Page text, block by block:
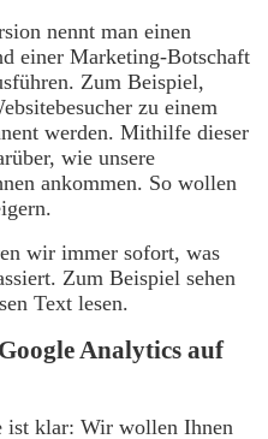
nennt man einen
einer Marketing-Botschaft
Zum Beispiel,
zu einem
werden. Mithilfe dieser
wie unsere
ankommen. So wollen
wir immer sofort, was
Zum Beispiel sehen
Text lesen.
Analytics auf
ist klar: Wir wollen Ihnen